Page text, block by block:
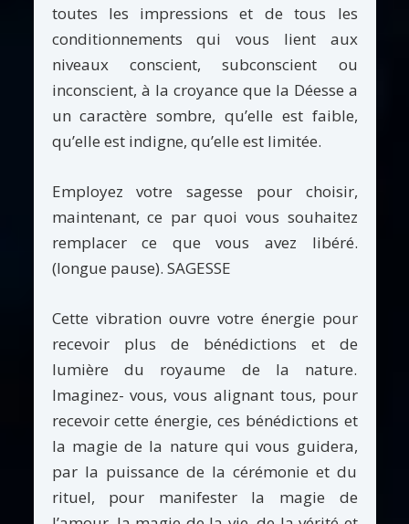
toutes les impressions et de tous les
conditionnements qui vous lient aux
niveaux conscient, subconscient ou
inconscient, à la croyance que la Déesse a
un caractère sombre, qu’elle est faible,
qu’elle est indigne, qu’elle est limitée.
Employez votre sagesse pour choisir,
maintenant, ce par quoi vous souhaitez
remplacer ce que vous avez libéré.
(longue pause). SAGESSE
Cette vibration ouvre votre énergie pour
recevoir plus de bénédictions et de
lumière du royaume de la nature.
Imaginez- vous, vous alignant tous, pour
recevoir cette énergie, ces bénédictions et
la magie de la nature qui vous guidera,
par la puissance de la cérémonie et du
rituel, pour manifester la magie de